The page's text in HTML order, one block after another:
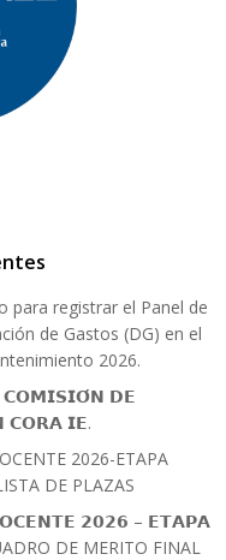
para registrar el Panel de
de Gastos (DG) en el
2026.
𝗗𝗘
𝗖𝗢𝗥𝗔 𝗜𝗘.
2026-ETAPA
DE PLAZAS
𝟮𝟬𝟮𝟲 – 𝗘𝗧𝗔𝗣𝗔
DE MERITO FINAL